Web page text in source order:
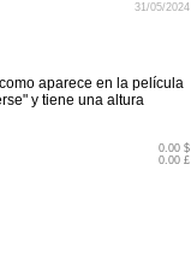
31/05/2024
aparece en la película
y tiene una altura
0.00 $
0.00 £